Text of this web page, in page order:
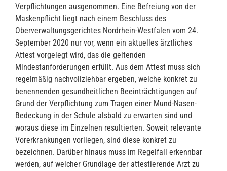
Verpflichtungen ausgenommen. Eine Befreiung von der
Maskenpflicht liegt nach einem Beschluss des
Oberverwaltungsgerichtes Nordrhein-Westfalen vom 24.
September 2020 nur vor, wenn ein aktuelles ärztliches
Attest vorgelegt wird, das die geltenden
Mindestanforderungen erfüllt. Aus dem Attest muss sich
regelmäßig nachvollziehbar ergeben, welche konkret zu
benennenden gesundheitlichen Beeinträchtigungen auf
Grund der Verpflichtung zum Tragen einer Mund-Nasen-
Bedeckung in der Schule alsbald zu erwarten sind und
woraus diese im Einzelnen resultierten. Soweit relevante
Vorerkrankungen vorliegen, sind diese konkret zu
bezeichnen. Darüber hinaus muss im Regelfall erkennbar
werden, auf welcher Grundlage der attestierende Arzt zu